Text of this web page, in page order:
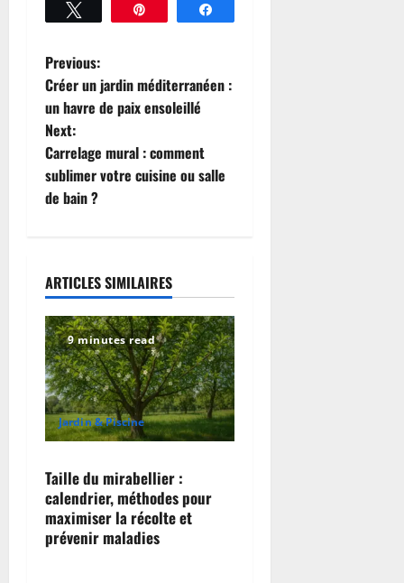
Tweetez
P
o
s
t
v
i
g
a
t
i
o
n
Previous:
Créer un jardin méditerranéen :
un havre de paix ensoleillé
Next:
Carrelage mural : comment
sublimer votre cuisine ou salle
de bain ?
ARTICLES SIMILAIRES
9 minutes read
Jardin & Piscine
Taille du mirabellier :
calendrier, méthodes pour
maximiser la récolte et
prévenir maladies